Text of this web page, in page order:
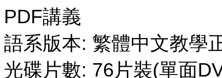
PDF講義
語系版本: 繁體中文教學
光碟片數: 76片裝(單面